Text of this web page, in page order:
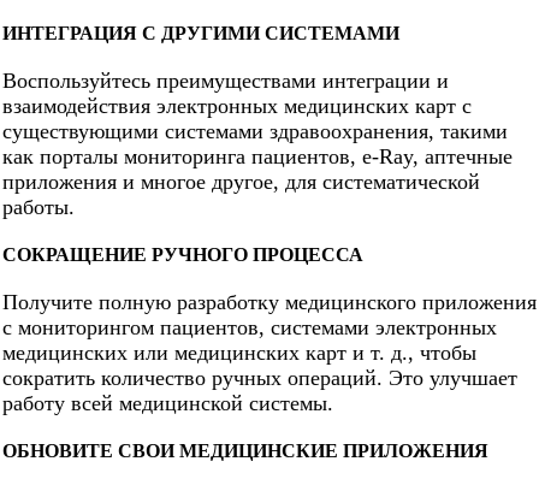
ИНТЕГРАЦИЯ С ДРУГИМИ СИСТЕМАМИ
Воспользуйтесь преимуществами интеграции и
взаимодействия электронных медицинских карт с
существующими системами здравоохранения, такими
как порталы мониторинга пациентов, e-Ray, аптечные
приложения и многое другое, для систематической
работы.
СОКРАЩЕНИЕ РУЧНОГО ПРОЦЕССА
Получите полную разработку медицинского приложения
с мониторингом пациентов, системами электронных
медицинских или медицинских карт и т. д., чтобы
сократить количество ручных операций. Это улучшает
работу всей медицинской системы.
ОБНОВИТЕ СВОИ МЕДИЦИНСКИЕ ПРИЛОЖЕНИЯ